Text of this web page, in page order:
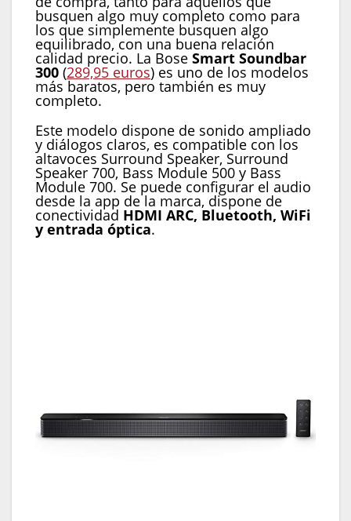
busquen algo muy completo como para
los que simplemente busquen algo
equilibrado, con una buena relación
calidad precio. La Bose Smart Soundbar
300 (289,95 euros) es uno de los modelos
más baratos, pero también es muy
completo.
Este modelo dispone de sonido ampliado
y diálogos claros, es compatible con los
altavoces Surround Speaker, Surround
Speaker 700, Bass Module 500 y Bass
Module 700. Se puede configurar el audio
desde la app de la marca, dispone de
conectividad HDMI ARC, Bluetooth, WiFi
y entrada óptica.